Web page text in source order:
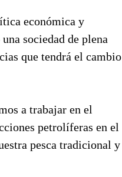
económica y
sociedad de plena
que tendrá el cambio
a trabajar en el
petrolíferas en el
pesca tradicional y